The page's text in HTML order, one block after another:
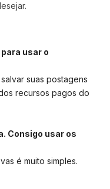
usar o
suas postagens
recursos pagos do
Consigo usar os
é muito simples.